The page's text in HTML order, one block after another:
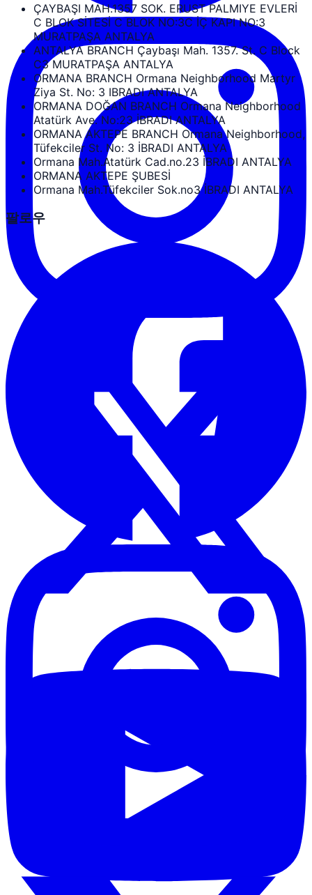
ÇAYBAŞI MAH.1357 SOK. ERUST PALMIYE EVLERİ
C BLOK SİTESİ C BLOK NO:3C İÇ KAPI NO:3
MURATPAŞA ANTALYA
ANTALYA BRANCH Çaybaşı Mah. 1357. St. C Block
C3 MURATPAŞA ANTALYA
ORMANA BRANCH Ormana Neighborhood Martyr
Ziya St. No: 3 IBRADI ANTALYA
ORMANA DOĞAN BRANCH Ormana Neighborhood
Atatürk Ave. No:23 İBRADI ANTALYA
ORMANA AKTEPE BRANCH Ormana Neighborhood,
Tüfekciler St. No: 3 İBRADI ANTALYA
Ormana Mah.Atatürk Cad.no.23 İBRADI ANTALYA
ORMANA AKTEPE ŞUBESİ
Ormana Mah.Tüfekciler Sok.no3 İBRADI ANTALYA
팔로우